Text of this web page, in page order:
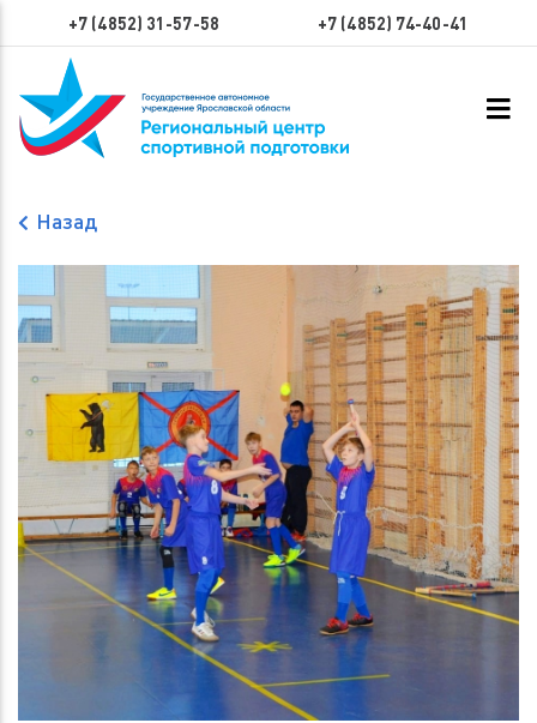
+7 (4852) 31-57-58 +7 (4852) 74-40-41
Назад